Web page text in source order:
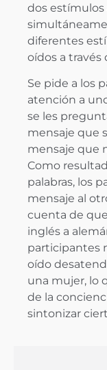
dos
diferentes
oídos a través
Se pide a los
atención a
se les
mensaje que
mensaje que
Como
palabras, los
mensaje al
cuenta de
inglés a
participantes
oído
una mujer, lo
de la
sintonizar